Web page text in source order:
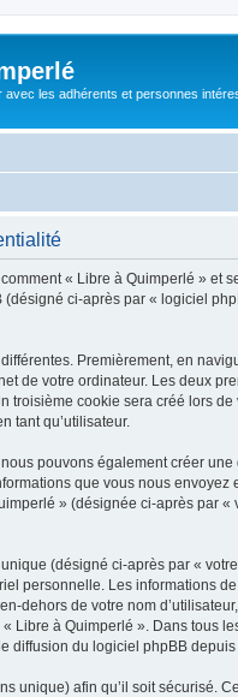
avec les adhérents et personnes
« Libre à Quimperlé » et
ci-après par « logiciel
Premièrement, en
de votre ordinateur. Les deux
troisième cookie sera créé lors
tant qu’utilisateur.
pouvons également créer
que vous nous
» (désignée ci-après par
(désigné ci-après par «
personnelle. Les informations
dehors de votre nom
Libre à Quimperlé ». Dans tous
diffusion du logiciel phpBB
unique) afin qu’il soit sécurisé.